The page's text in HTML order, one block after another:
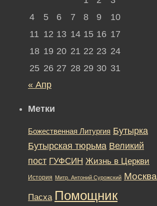
4
5 6 7 8 9
10
11 12 13 14 15 16 17
18 19 20 21 22 23 24
25 26 27 28 29 30 31
« Апр
Метки
Божественная Литургия Бутырка
Бутырская тюрьма Великий
пост ГУФСИН Жизнь в Церкви
История Митр. Антоний Сурожский Москва
Пасха Помощник